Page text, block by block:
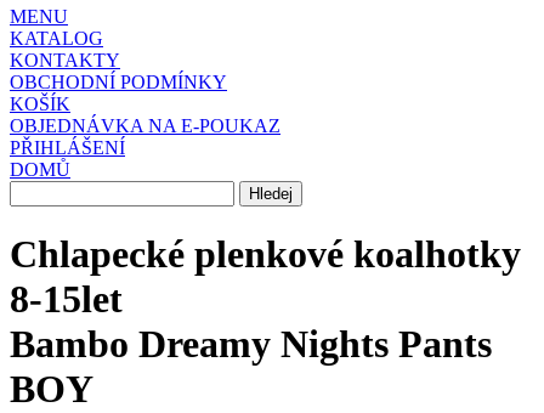
MENU
KATALOG
KONTAKTY
OBCHODNÍ PODMÍNKY
KOŠÍK
OBJEDNÁVKA NA E-POUKAZ
PŘIHLÁŠENÍ
DOMŮ
Chlapecké plenkové koalhotky
8-15let
Bambo Dreamy Nights Pants
BOY